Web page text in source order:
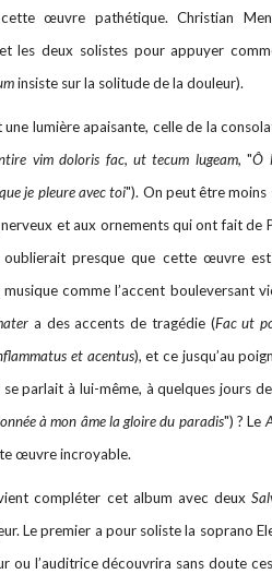
œuvre pathétique. Christian
les deux solistes pour appuyer
insiste sur la solitude de la douleur).
une lumière apaisante, celle de la
vim doloris fac, ut tecum lugeam, "Ô
je pleure avec toi"). On peut être moins
et aux ornements qui ont fait de
presque que cette œuvre
comme l’accent bouleversant
a des accents de tragédie (Fac ut
et acentus), et ce jusqu’au
se parlait à lui-même, à quelques jours
à mon âme la gloire du paradis") ? Le
œuvre incroyable.
compléter cet album avec deux
Le premier a pour soliste la soprano
ou l’auditrice découvrira sans doute